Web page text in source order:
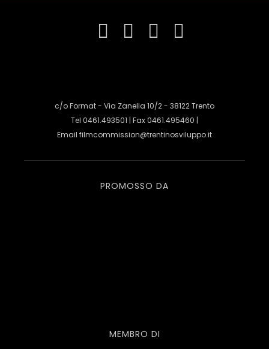
c/o Format - Via Zanella 10/2 - 38122 Trento
Tel 0461.493501 | Fax 0461.495460 |
Email filmcommission@trentinosviluppo.it
PROMOSSO DA
MEMBRO DI